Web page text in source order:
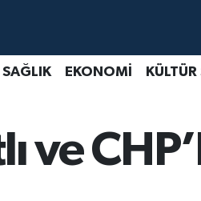
SAĞLIK EKONOMİ
ve